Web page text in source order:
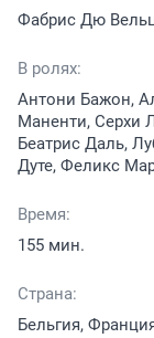
Фабрис Дю
В ролях:
Антони Бажон,
Маненти, Серхи
Беатрис Даль,
Дуте, Феликс
Время:
155 мин.
Страна:
Бельгия,